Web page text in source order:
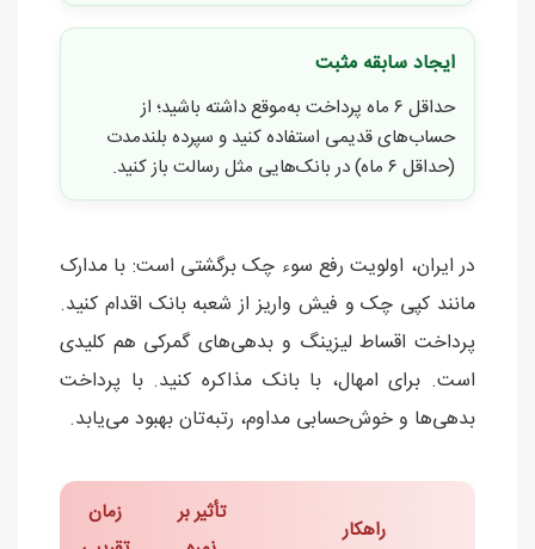
ایجاد سابقه مثبت
حداقل ۶ ماه پرداخت به‌موقع داشته باشید؛ از
حساب‌های قدیمی استفاده کنید و سپرده بلندمدت
(حداقل ۶ ماه) در بانک‌هایی مثل رسالت باز کنید.
در ایران، اولویت رفع سوء چک برگشتی است: با مدارک
مانند کپی چک و فیش واریز از شعبه بانک اقدام کنید.
پرداخت اقساط لیزینگ و بدهی‌های گمرکی هم کلیدی
است. برای امهال، با بانک مذاکره کنید. با پرداخت
بدهی‌ها و خوش‌حسابی مداوم، رتبه‌تان بهبود می‌یابد.
راهکار
تأثیر بر
زمان